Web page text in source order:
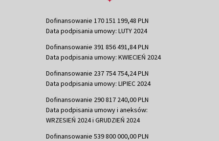
Dofinansowanie 170 151 199,48 PLN
Data podpisania umowy: LUTY 2024
Dofinansowanie 391 856 491,84 PLN
Data podpisania umowy: KWIECIEŃ 2024
Dofinansowanie 237 754 754,24 PLN
Data podpisania umowy: LIPIEC 2024
Dofinansowanie 290 817 240,00 PLN
Data podpisania umowy i aneksów:
WRZESIEŃ 2024 i GRUDZIEŃ 2024
Dofinansowanie 539 800 000,00 PLN